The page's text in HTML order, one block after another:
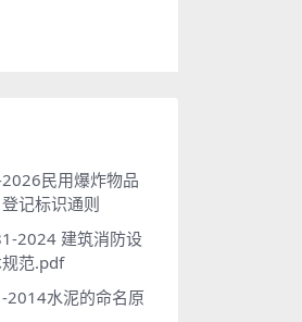
民用爆炸物品
记标识通则
2024 建筑消防设
范.pdf
2014水泥的命名原